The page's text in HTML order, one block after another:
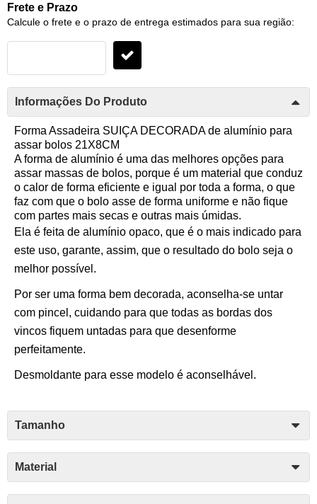
Frete e Prazo
Calcule o frete e o prazo de entrega estimados para sua região:
Informações Do Produto
Forma Assadeira SUIÇA DECORADA de alumínio para
assar bolos 21X8CM
A forma de alumínio é uma das melhores opções para
assar massas de bolos, porque é um material que conduz
o calor de forma eficiente e igual por toda a forma, o que
faz com que o bolo asse de forma uniforme e não fique
com partes mais secas e outras mais úmidas.
Ela é feita de alumínio opaco, que é o mais indicado para
este uso, garante, assim, que o resultado do bolo seja o
melhor possível.
Por ser uma forma bem decorada, aconselha-se untar
com pincel, cuidando para que todas as bordas dos
vincos fiquem untadas para que desenforme
perfeitamente.
Desmoldante para esse modelo é aconselhável.
Tamanho
Material